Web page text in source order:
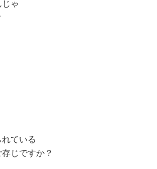
ゃ
ている
じですか？